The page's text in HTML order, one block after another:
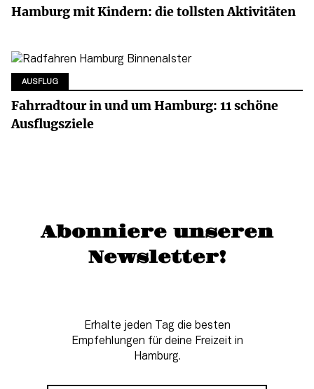
Hamburg mit Kindern: die tollsten Aktivitäten
AUSFLUG
Fahrradtour in und um Hamburg: 11 schöne
Ausflugsziele
Abonniere unseren
Newsletter!
Erhalte jeden Tag die besten
Empfehlungen für deine Freizeit in
Hamburg.